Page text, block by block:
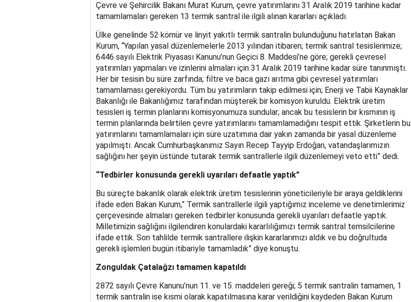
Çevre ve Şehircilik Bakanı Murat Kurum, çevre yatırımlarını 31 Aralık 2019 tarihine kadar
tamamlamaları gereken 13 termik santral ile ilgili alınan kararları açıkladı.
Ülke genelinde 52 kömür ve linyit yakıtlı termik santralin bulunduğunu hatırlatan Bakan
Kurum, “Yapılan yasal düzenlemelerle 2013 yılından itibaren; termik santral tesislerimize;
6446 sayılı Elektrik Piyasası Kanunu’nun Geçici 8. Maddesi’ne göre; gerekli çevresel
yatırımları yapmaları ve izinlerini almaları için 31 Aralık 2019 tarihine kadar süre tanınmıştı.
Her bir tesisin bu süre zarfında; filtre ve baca gazı arıtma gibi çevresel yatırımları
tamamlaması gerekiyordu. Tüm bu yatırımların takip edilmesi için; Enerji ve Tabii Kaynaklar
Bakanlığı ile Bakanlığımız tarafından müşterek bir komisyon kuruldu. Elektrik üretim
tesisleri iş termin planlarını komisyonumuza sundular; ancak bu tesislerin bir kısmının iş
termin planlarında belirtilen çevre yatırımlarını tamamlamadığını tespit ettik. Şirketlerin bu
yatırımlarını tamamlamaları için süre uzatımına dair yakın zamanda bir yasal düzenleme
yapılmıştı. Ancak Cumhurbaşkanımız Sayın Recep Tayyip Erdoğan, vatandaşlarımızın
sağlığını her şeyin üstünde tutarak termik santrallerle ilgili düzenlemeyi veto etti” dedi.
“Tedbirler konusunda gerekli uyarıları defaatle yaptık”
Bu süreçte bakanlık olarak elektrik üretim tesislerinin yöneticileriyle bir araya geldiklerini
ifade eden Bakan Kurum,” Termik santrallerle ilgili yaptığımız inceleme ve denetimlerimiz
çerçevesinde almaları gereken tedbirler konusunda gerekli uyarıları defaatle yaptık.
Milletimizin sağlığını ilgilendiren konulardaki kararlılığımızı termik santral temsilcilerine
ifade ettik. Son tahlilde termik santrallere ilişkin kararlarımızı aldık ve bu doğrultuda
gerekli işlemleri bugün itibariyle tamamladık” diye konuştu.
Zonguldak Çatalağzı tamamen kapatıldı
2872 sayılı Çevre Kanunu’nun 11. ve 15. maddeleri gereği; 5 termik santralin tamamen, 1
termik santralin ise kısmi olarak kapatılmasına karar verildiğini kaydeden Bakan Kurum